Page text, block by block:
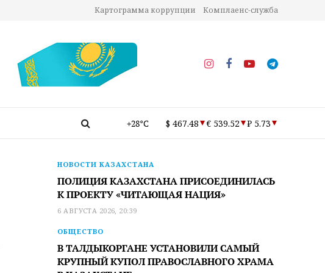
Картограмма коррупции Комплаенс-служба
+28°C $ 467.48 € 539.52 ₽ 5.73
НОВОСТИ КАЗАХСТАНА
ПОЛИЦИЯ КАЗАХСТАНА ПРИСОЕДИНИЛАСЬ
К ПРОЕКТУ «ЧИТАЮЩАЯ НАЦИЯ»
6 АВГУСТА 2026, 20:39
ОБЩЕСТВО
В ТАЛДЫКОРГАНЕ УСТАНОВИЛИ САМЫЙ
КРУПНЫЙ КУПОЛ ПРАВОСЛАВНОГО ХРАМА